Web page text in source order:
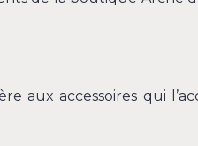
accessoires qui